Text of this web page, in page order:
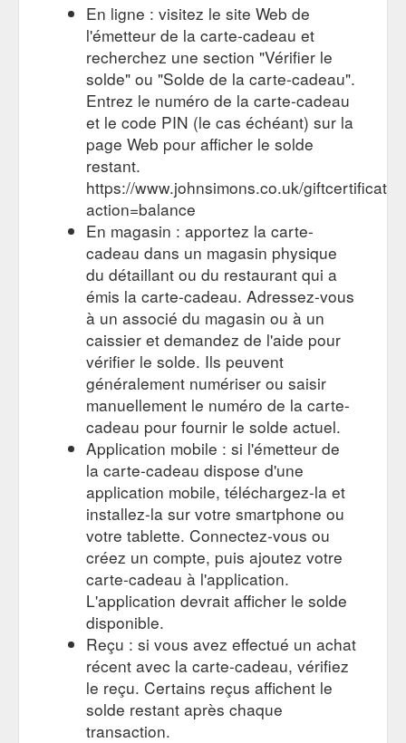
En ligne : visitez le site Web de
l'émetteur de la carte-cadeau et
recherchez une section "Vérifier le
solde" ou "Solde de la carte-cadeau".
Entrez le numéro de la carte-cadeau
et le code PIN (le cas échéant) sur la
page Web pour afficher le solde
restant.
https://www.johnsimons.co.uk/
action=balance
En magasin : apportez la carte-
cadeau dans un magasin physique
du détaillant ou du restaurant qui a
émis la carte-cadeau. Adressez-vous
à un associé du magasin ou à un
caissier et demandez de l'aide pour
vérifier le solde. Ils peuvent
généralement numériser ou saisir
manuellement le numéro de la carte-
cadeau pour fournir le solde actuel.
Application mobile : si l'émetteur de
la carte-cadeau dispose d'une
application mobile, téléchargez-la et
installez-la sur votre smartphone ou
votre tablette. Connectez-vous ou
créez un compte, puis ajoutez votre
carte-cadeau à l'application.
L'application devrait afficher le solde
disponible.
Reçu : si vous avez effectué un achat
récent avec la carte-cadeau, vérifiez
le reçu. Certains reçus affichent le
solde restant après chaque
transaction.